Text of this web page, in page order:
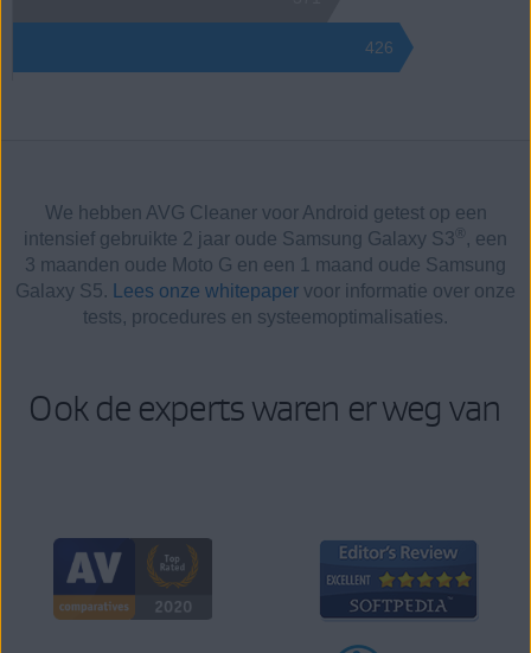
426
We hebben AVG Cleaner voor Android getest op een
intensief gebruikte 2 jaar oude Samsung Galaxy S3 ® , een
3 maanden oude Moto G en een 1 maand oude Samsung
Galaxy S5.
Lees onze whitepaper voor informatie over onze
tests, procedures en systeemoptimalisaties.
Ook de experts waren er weg van